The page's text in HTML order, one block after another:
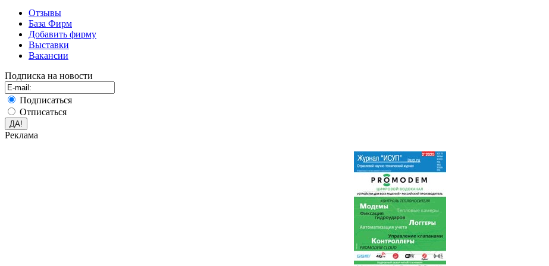
Отзывы
База Фирм
Добавить фирму
Выставки
Вакансии
Подписка на новости
Подписаться
Отписаться
Реклама